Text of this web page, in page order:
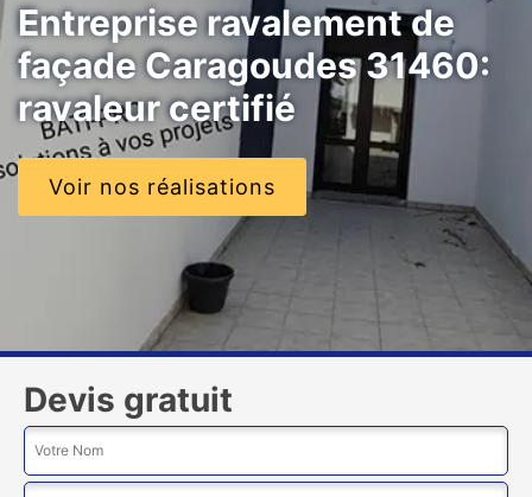
Entreprise ravalement de
façade Caragoudes 31460:
ravaleur certifié
Voir nos réalisations
Devis gratuit